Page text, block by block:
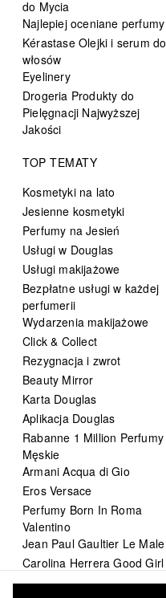
do Mycia
Najlepiej oceniane perfumy
Kérastase Olejki i serum do
włosów
Eyelinery
Drogeria Produkty do
Pielęgnacji Najwyższej
Jakości
TOP TEMATY
Kosmetyki na lato
Jesienne kosmetyki
Perfumy na Jesień
Usługi w Douglas
Usługi makijażowe
Bezpłatne usługi w każdej
perfumerii
Wydarzenia makijażowe
Click & Collect
Rezygnacja i zwrot
Beauty Mirror
Karta Douglas
Aplikacja Douglas
Rabanne 1 Million Perfumy
Męskie
Armani Acqua di Gio
Eros Versace
Perfumy Born In Roma
Valentino
Jean Paul Gaultier Le Male
Carolina Herrera Good Girl
DIOR Sauvage